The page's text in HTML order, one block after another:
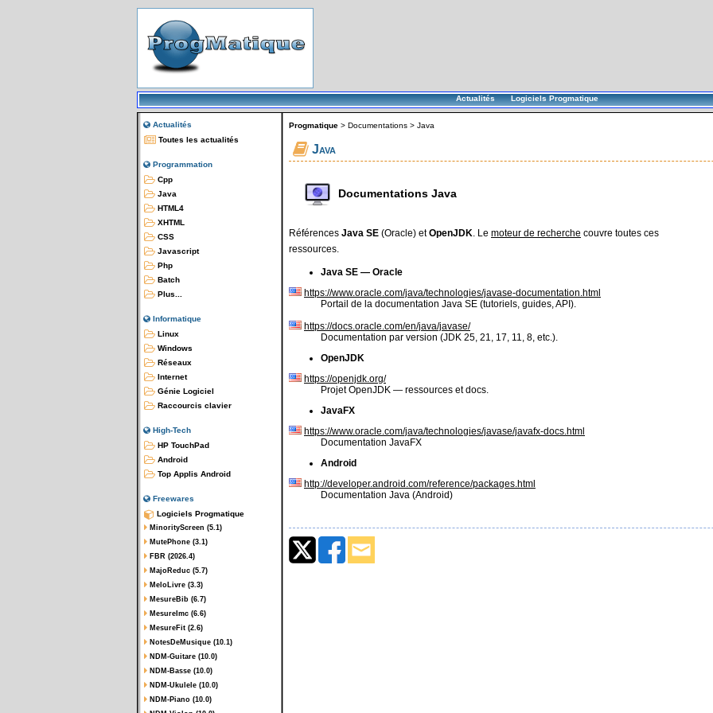
Actualités Logiciels Progmatique
Actualités
Toutes les actualités
Programmation
Cpp
Java
HTML4
XHTML
CSS
Javascript
Php
Batch
Plus...
Informatique
Linux
Windows
Réseaux
Internet
Génie Logiciel
Raccourcis clavier
High-Tech
HP TouchPad
Android
Top Applis Android
Freewares
Logiciels Progmatique
MinorityScreen (5.1)
MutePhone (3.1)
FBR (2026.4)
MajoReduc (5.7)
MeloLivre (3.3)
MesureBib (6.7)
MesureImc (6.6)
MesureFit (2.6)
NotesDeMusique (10.1)
NDM-Guitare (10.0)
NDM-Basse (10.0)
NDM-Ukulele (10.0)
NDM-Piano (10.0)
Progmatique > Documentations > Java
Java
Documentations Java
Références Java SE (Oracle) etOpenJDK . Le moteur de recherche couvre toutes ces
ressources.
Java SE — Oracle
https://www.oracle.com/java/technologies/javase-documentation.html
Portail de la documentation Java SE (tutoriels, guides, API).
https://docs.oracle.com/en/java/javase/
Documentation par version (JDK 25, 21, 17, 11, 8, etc.).
OpenJDK
https://openjdk.org/
Projet OpenJDK — ressources et docs.
JavaFX
https://www.oracle.com/java/technologies/javase/javafx-docs.html
Documentation JavaFX
Android
http://developer.android.com/reference/packages.html
Documentation Java (Android)